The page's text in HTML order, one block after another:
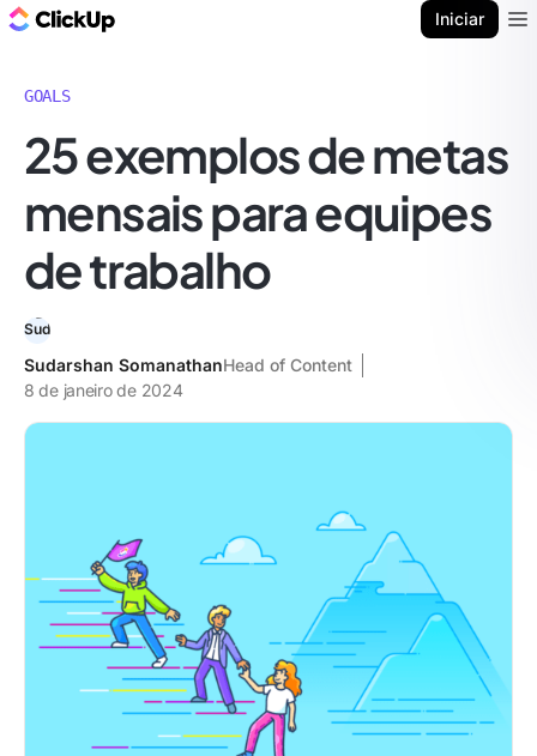
Iniciar
GOALS
25 exemplos de metas
mensais para equipes
de trabalho
Sudarshan SomanathanHead of Content
8 de janeiro de 2024